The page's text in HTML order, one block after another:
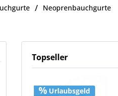
/ Neoprenbauchgurte
Topseller
Urlaubsgeld